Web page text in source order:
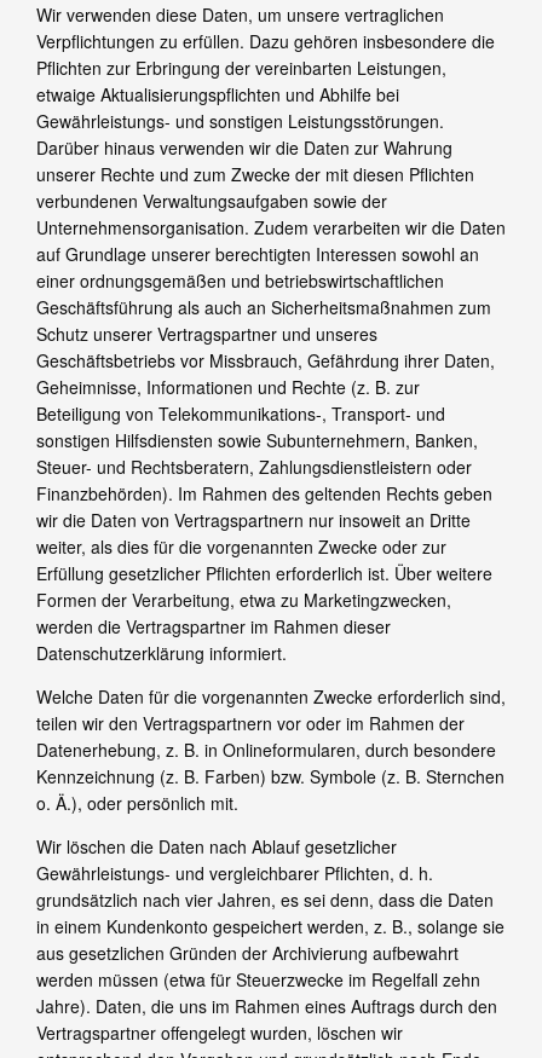
Wir verwenden diese Daten, um unsere vertraglichen
Verpflichtungen zu erfüllen. Dazu gehören insbesondere die
Pflichten zur Erbringung der vereinbarten Leistungen,
etwaige Aktualisierungspflichten und Abhilfe bei
Gewährleistungs- und sonstigen Leistungsstörungen.
Darüber hinaus verwenden wir die Daten zur Wahrung
unserer Rechte und zum Zwecke der mit diesen Pflichten
verbundenen Verwaltungsaufgaben sowie der
Unternehmensorganisation. Zudem verarbeiten wir die Daten
auf Grundlage unserer berechtigten Interessen sowohl an
einer ordnungsgemäßen und betriebswirtschaftlichen
Geschäftsführung als auch an Sicherheitsmaßnahmen zum
Schutz unserer Vertragspartner und unseres
Geschäftsbetriebs vor Missbrauch, Gefährdung ihrer Daten,
Geheimnisse, Informationen und Rechte (z. B. zur
Beteiligung von Telekommunikations-, Transport- und
sonstigen Hilfsdiensten sowie Subunternehmern, Banken,
Steuer- und Rechtsberatern, Zahlungsdienstleistern oder
Finanzbehörden). Im Rahmen des geltenden Rechts geben
wir die Daten von Vertragspartnern nur insoweit an Dritte
weiter, als dies für die vorgenannten Zwecke oder zur
Erfüllung gesetzlicher Pflichten erforderlich ist. Über weitere
Formen der Verarbeitung, etwa zu Marketingzwecken,
werden die Vertragspartner im Rahmen dieser
Datenschutzerklärung informiert.
Welche Daten für die vorgenannten Zwecke erforderlich sind,
teilen wir den Vertragspartnern vor oder im Rahmen der
Datenerhebung, z. B. in Onlineformularen, durch besondere
Kennzeichnung (z. B. Farben) bzw. Symbole (z. B. Sternchen
o. Ä.), oder persönlich mit.
Wir löschen die Daten nach Ablauf gesetzlicher
Gewährleistungs- und vergleichbarer Pflichten, d. h.
grundsätzlich nach vier Jahren, es sei denn, dass die Daten
in einem Kundenkonto gespeichert werden, z. B., solange sie
aus gesetzlichen Gründen der Archivierung aufbewahrt
werden müssen (etwa für Steuerzwecke im Regelfall zehn
Jahre). Daten, die uns im Rahmen eines Auftrags durch den
Vertragspartner offengelegt wurden, löschen wir